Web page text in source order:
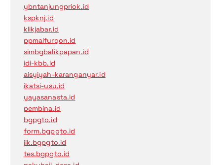
ybntanjungpriok.id
kspknj.id
klikjabar.id
ppmalfurqon.id
simbgbalikpapan.id
idi-kbb.id
aisyiyah-karanganyar.id
ikatsi-usu.id
yayasanasta.id
pembina.id
bgpgto.id
form.bgpgto.id
jik.bgpgto.id
tes.bgpgto.id